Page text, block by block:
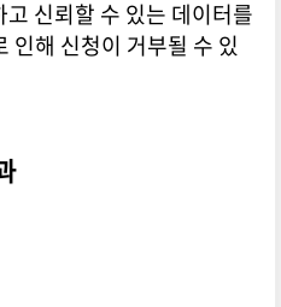
신뢰할 수 있는 데이터를
인해 신청이 거부될 수 있